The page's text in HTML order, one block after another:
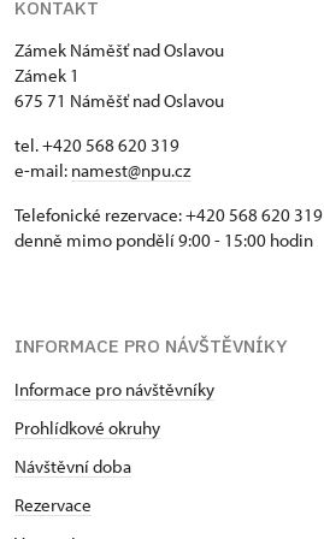
KONTAKT
Zámek Náměšť nad Oslavou
Zámek 1
675 71 Náměšť nad Oslavou
tel. +420 568 620 319
e-mail: namest@npu.cz
Telefonické rezervace: +420 568 620 319
denně mimo pondělí 9:00 - 15:00 hodin
INFORMACE PRO NÁVŠTĚVNÍKY
Informace pro návštěvníky
Prohlídkové okruhy
Návštěvní doba
Rezervace